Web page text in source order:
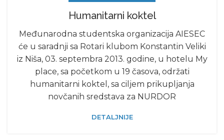
Humanitarni koktel
Međunarodna studentska organizacija AIESEC
će u saradnji sa Rotari klubom Konstantin Veliki
iz Niša, 03. septembra 2013. godine, u hotelu My
place, sa početkom u 19 časova, održati
humanitarni koktel, sa ciljem prikupljanja
novčanih sredstava za NURDOR
DETALJNIJE